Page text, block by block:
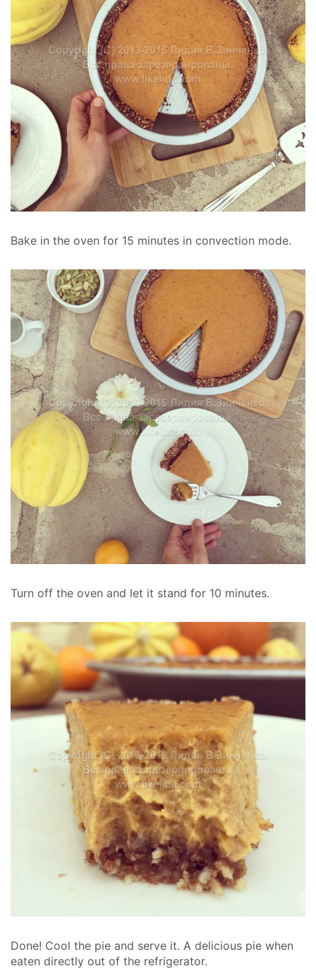
Bake in the oven for 15 minutes in convection mode.
Turn off the oven and let it stand for 10 minutes.
Done! Cool the pie and serve it. A delicious pie when
eaten directly out of the refrigerator.